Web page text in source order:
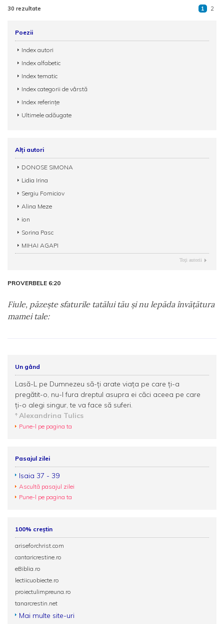
30 rezultate 1 2
Poezii
Index autori
Index alfabetic
Index tematic
Index categorii de vârstă
Index referințe
Ultimele adăugate
Alți autori
DONOSE SIMONA
Lidia Irina
Sergiu Fomiciov
Alina Meze
ion
Sorina Pasc
MIHAI AGAPI
Toţi autorii
PROVERBELE 6:20
Fiule, păzeşte sfaturile tatălui tău şi nu lepăda învăţătura
mamei tale:
Un gând
Lasă-L pe Dumnezeu să-ți arate viața pe care ți-a
pregătit-o, nu-I fura dreptul asupra ei căci aceea pe care
ți-o alegi singur, te va face să suferi.
Alexandrina Tulics
Pune-l pe pagina ta
Pasajul zilei
Isaia 37 - 39
Ascultă pasajul zilei
Pune-l pe pagina ta
100% creștin
ariseforchrist.com
cantaricrestine.ro
eBiblia.ro
lectiicuobiecte.ro
proiectulimpreuna.ro
tanarcrestin.net
Mai multe site-uri